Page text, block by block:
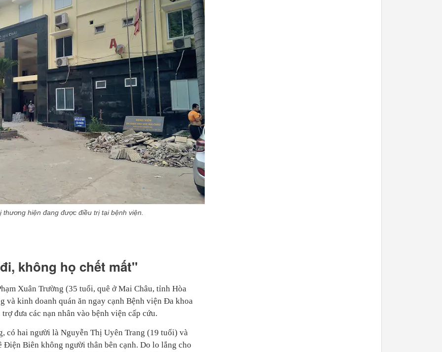
thương hiện đang được điều trị tại bệnh viện.
không họ chết mất"
Xuân Trường (35 tuổi, quê ở Mai Châu, tỉnh Hòa
và kinh doanh quán ăn ngay cạnh Bệnh viện Đa khoa
đưa các nạn nhân vào bệnh viện cấp cứu.
có hai người là Nguyễn Thị Uyên Trang (19 tuổi) và
Biên không người thân bên cạnh. Do lo lắng cho